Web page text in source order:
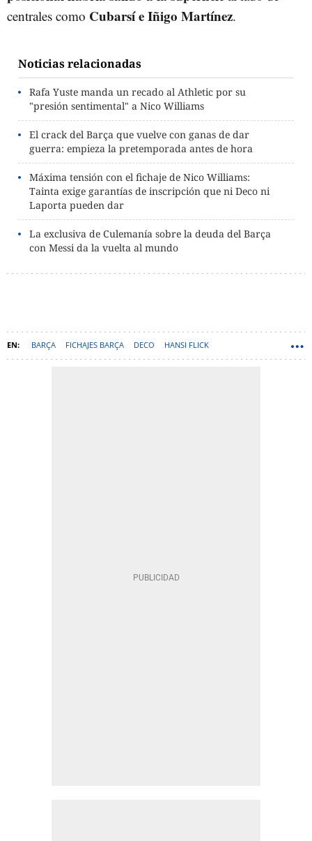
centrales como Cubarsí e Iñigo Martínez.
Noticias relacionadas
Rafa Yuste manda un recado al Athletic por su
"presión sentimental" a Nico Williams
El crack del Barça que vuelve con ganas de dar
guerra: empieza la pretemporada antes de hora
Máxima tensión con el fichaje de Nico Williams:
Tainta exige garantías de inscripción que ni Deco ni
Laporta pueden dar
La exclusiva de Culemanía sobre la deuda del Barça
con Messi da la vuelta al mundo
BARÇA FICHAJES BARÇA DECO HANSI FLICK